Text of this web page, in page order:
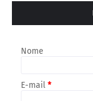
Nome
E-mail *